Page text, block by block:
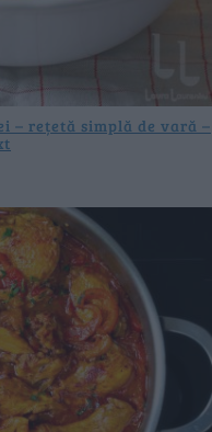
– rețetă simplă de vară –